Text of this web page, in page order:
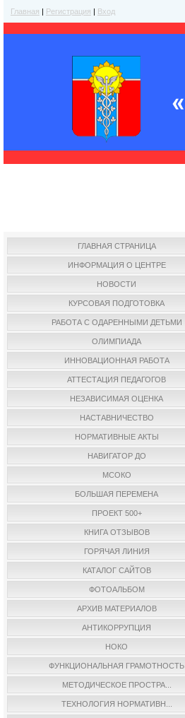
Главная | Регистрация | Вход
ГЛАВНАЯ СТРАНИЦА
ИНФОРМАЦИЯ О ЦЕНТРЕ
НОВОСТИ
КУРСОВАЯ ПОДГОТОВКА
РАБОТА С ОДАРЕННЫМИ ДЕТЬМИ
ОЛИМПИАДА
ИННОВАЦИОННАЯ РАБОТА
АТТЕСТАЦИЯ ПЕДАГОГОВ
НЕЗАВИСИМАЯ ОЦЕНКА
НАСТАВНИЧЕСТВО
НОРМАТИВНЫЕ АКТЫ
НАВИГАТОР ДО
МСОКО
БОЛЬШАЯ ПЕРЕМЕНА
ПРОЕКТ 500+
КНИГА ОТЗЫВОВ
ГОРЯЧАЯ ЛИНИЯ
КАТАЛОГ САЙТОВ
ФОТОАЛЬБОМ
АРХИВ МАТЕРИАЛОВ
АНТИКОРРУПЦИЯ
НОКО
ФУНКЦИОНАЛЬНАЯ ГРАМОТНОСТЬ
МЕТОДИЧЕСКОЕ ПРОСТРА...
ТЕХНОЛОГИЯ НОРМАТИВН...